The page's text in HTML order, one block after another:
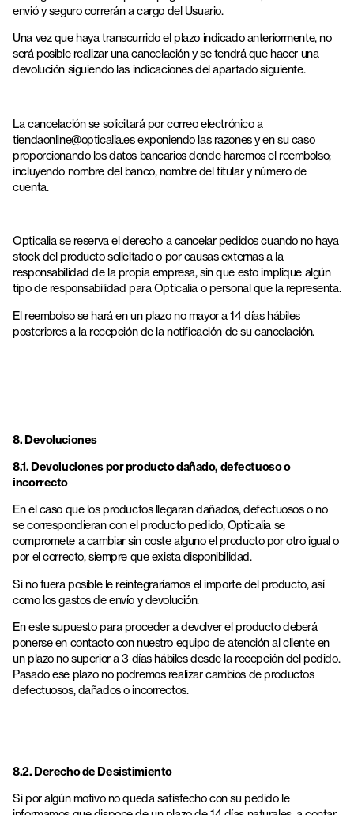
envió y seguro correrán a cargo del Usuario.
Una vez que haya transcurrido el plazo indicado anteriormente, no
será posible realizar una cancelación y se tendrá que hacer una
devolución siguiendo las indicaciones del apartado siguiente.
La cancelación se solicitará por correo electrónico a
tiendaonline@opticalia.es exponiendo las razones y en su caso
proporcionando los datos bancarios donde haremos el reembolso;
incluyendo nombre del banco, nombre del titular y número de
cuenta.
Opticalia se reserva el derecho a cancelar pedidos cuando no haya
stock del producto solicitado o por causas externas a la
responsabilidad de la propia empresa, sin que esto implique algún
tipo de responsabilidad para Opticalia o personal que la representa.
El reembolso se hará en un plazo no mayor a 14 días hábiles
posteriores a la recepción de la notificación de su cancelación.
8. Devoluciones
8.1. Devoluciones por producto dañado, defectuoso o
incorrecto
En el caso que los productos llegaran dañados, defectuosos o no
se correspondieran con el producto pedido, Opticalia se
compromete a cambiar sin coste alguno el producto por otro igual o
por el correcto, siempre que exista disponibilidad.
Si no fuera posible le reintegraríamos el importe del producto, así
como los gastos de envío y devolución.
En este supuesto para proceder a devolver el producto deberá
ponerse en contacto con nuestro equipo de atención al cliente en
un plazo no superior a 3 días hábiles desde la recepción del pedido.
Pasado ese plazo no podremos realizar cambios de productos
defectuosos, dañados o incorrectos.
8.2. Derecho de Desistimiento
Si por algún motivo no queda satisfecho con su pedido le